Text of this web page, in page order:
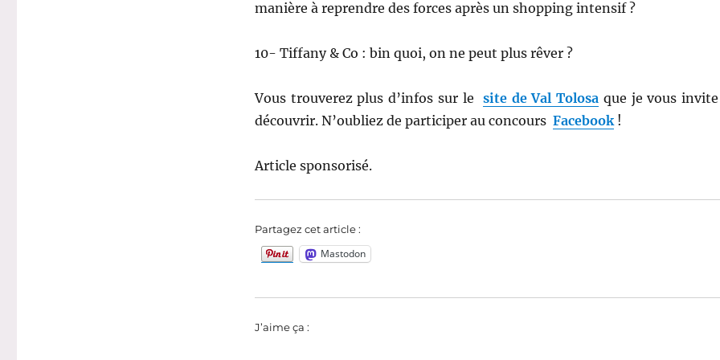
manière à reprendre des forces après un shopping intensif ?
10- Tiffany & Co : bin quoi, on ne peut plus rêver ?
Vous trouverez plus d’infos sur le site de Val Tolosa que je vous
découvrir. N’oubliez de participer au concours Facebook!
Article sponsorisé.
Partagez cet article :
Mastodon
J’aime ça :